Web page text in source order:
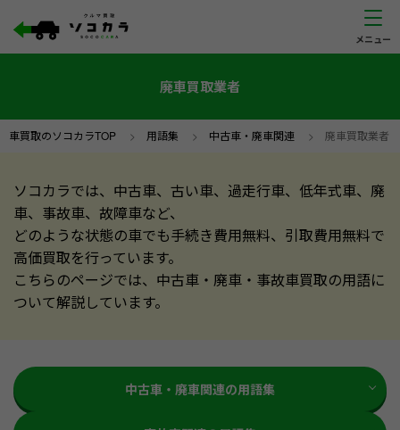
廃車買取業者
車買取のソコカラTOP > 用語集 > 中古車・廃車関連 > 廃車買取業者
ソコカラでは、中古車、古い車、過走行車、低年式車、廃
車、事故車、故障車など、
どのような状態の車でも手続き費用無料、引取費用無料で
高価買取を行っています。
こちらのページでは、中古車・廃車・事故車買取の用語に
ついて解説しています。
中古車・廃車関連の用語集